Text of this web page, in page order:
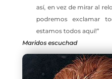
así, en vez de mirar al
podremos exclamar
estamos todos aquí!”
Maridos escuchad